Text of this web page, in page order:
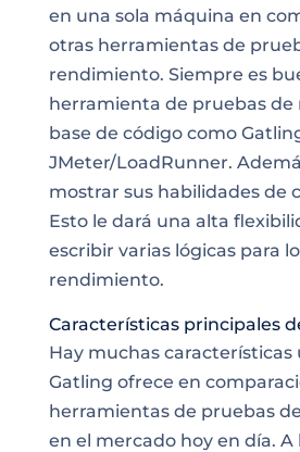
en una sola máquina en
otras herramientas de
rendimiento. Siempre es
herramienta de pruebas
base de código como
JMeter/LoadRunner.
mostrar sus habilidades de
Esto le dará una alta
escribir varias lógicas para
rendimiento.
Características principales
Hay muchas características
Gatling ofrece en
herramientas de pruebas
en el mercado hoy en día. A